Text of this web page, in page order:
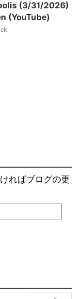
(3/31/2026)
(YouTube)
ればブログの更